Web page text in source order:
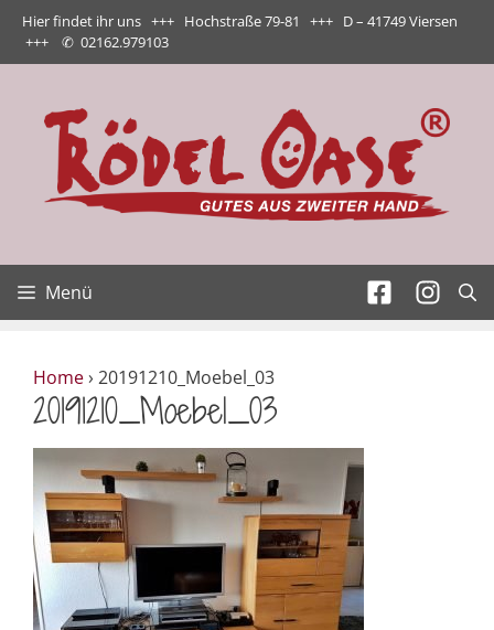
Zum
Inhalt
springen
Hier findet ihr uns +++ Hochstraße 79-81 +++ D – 41749 Viersen
+++ ✆ 02162.979103
Menü
Home› 20191210_Moebel_03
20191210_Moebel_03